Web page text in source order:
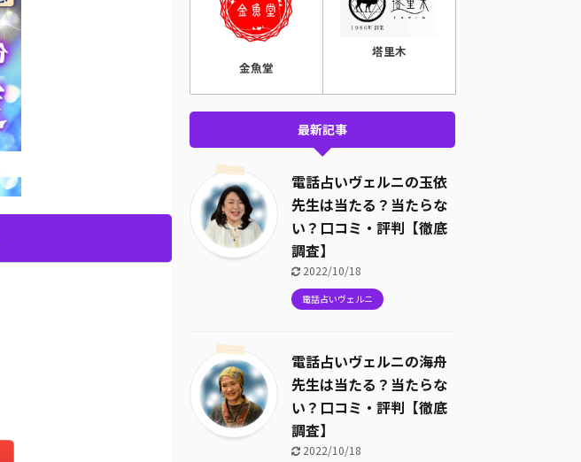
金魚堂
塔里木
最新記事
電話占いヴェルニの玉依
先生は当たる？当たらな
い？口コミ・評判【徹底
調査】
2022/10/18
電話占いヴェルニ
電話占いヴェルニの海舟
先生は当たる？当たらな
い？口コミ・評判【徹底
調査】
2022/10/18